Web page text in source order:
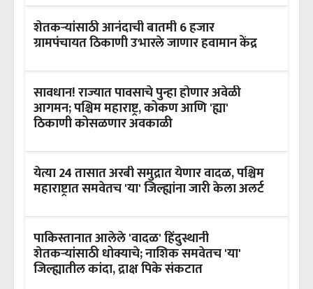
शेतकऱ्यांसाठी आनंदाची बातमी 6 हजार
ग्रामपंचायत ठिकाणी उभारले जाणार हवामान केंद्र
सावधान! राज्यात पावसाचे पुन्हा होणार अवेळी
आगमन; पश्चिम महाराष्ट्र, कोकण आणि 'ह्या'
ठिकाणी कोसळणार अवकाळी
येत्या 24 तासात अरबी समुद्रात येणार वादळ, पश्चिम
महाराष्ट्रात समवेतच 'या' जिल्ह्यांना जारी केला अलर्ट
पाकिस्तानात आलेले 'वादळ' हिंदुस्थानी
शेतकऱ्यांसाठी धोक्याचे; नाशिक समवेतच 'या'
जिल्ह्यातील कांदा, द्राक्ष पिके संकटात